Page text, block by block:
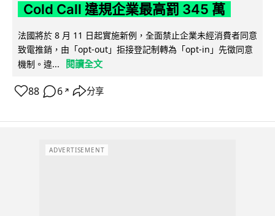
Cold Call 違規企業最高罰 345 萬
法國將於 8 月 11 日起實施新例，全面禁止企業未經消費者同意
致電推銷，由「opt-out」拒接登記制轉為「opt-in」先徵同意
機制。違...
閱讀全文
88 6 ↗ 分享
ADVERTISEMENT